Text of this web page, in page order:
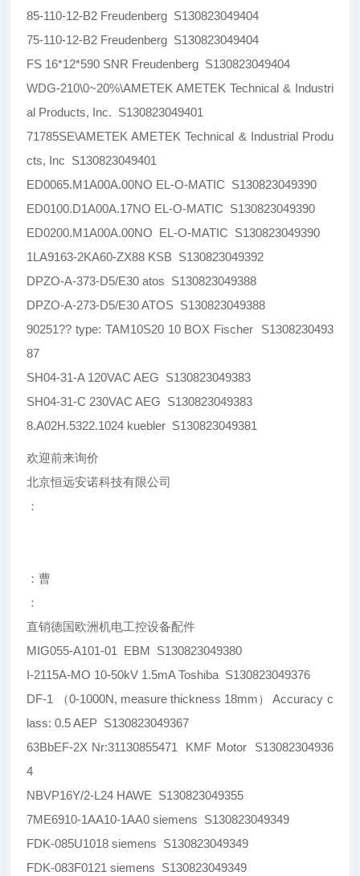
85-110-12-B2 Freudenberg S130823049404
75-110-12-B2 Freudenberg S130823049404
FS 16*12*590 SNR Freudenberg S130823049404
WDG-210\0~20%\AMETEK AMETEK Technical & Industri
al Products, Inc. S130823049401
71785SE\AMETEK AMETEK Technical & Industrial Produ
cts, Inc S130823049401
ED0065.M1A00A.00NO EL-O-MATIC S130823049390
ED0100.D1A00A.17NO EL-O-MATIC S130823049390
ED0200.M1A00A.00NO EL-O-MATIC S130823049390
1LA9163-2KA60-ZX88 KSB S130823049392
DPZO-A-373-D5/E30 atos S130823049388
DPZO-A-273-D5/E30 ATOS S130823049388
90251?? type: TAM10S20 10 BOX Fischer S1308230493
87
SH04-31-A 120VAC AEG S130823049383
SH04-31-C 230VAC AEG S130823049383
8.A02H.5322.1024 kuebler S130823049381
欢迎前来询价
北京恒远安诺科技有限公司
：
：曹
：
直销德国欧洲机电工控设备配件
MIG055-A101-01 EBM S130823049380
I-2115A-MO 10-50kV 1.5mA Toshiba S130823049376
DF-1 （0-1000N, measure thickness 18mm） Accuracy c
lass: 0.5 AEP S130823049367
63BbEF-2X Nr:31130855471 KMF Motor S13082304936
4
NBVP16Y/2-L24 HAWE S130823049355
7ME6910-1AA10-1AA0 siemens S130823049349
FDK-085U1018 siemens S130823049349
FDK-083F0121 siemens S130823049349